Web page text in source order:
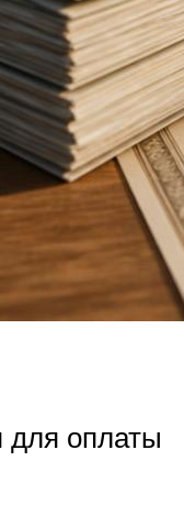
для оплаты